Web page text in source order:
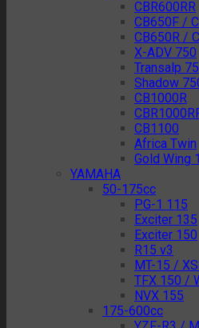
CBR600RR
CB650F /
CB650R /
X-ADV 750
Transalp
Shadow
CB1000R
CB1100
Africa Twin
Gold Wing
YAMAHA
50-175cc
PG-1 115
Exciter 135
Exciter 150
R15 v3
MT-15 /
TFX 150 /
NVX 155
175-600cc